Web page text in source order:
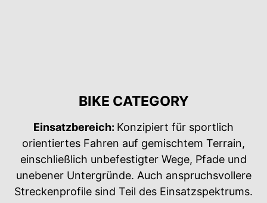
BIKE CATEGORY
Einsatzbereich: Konzipiert für sportlich
orientiertes Fahren auf gemischtem Terrain,
einschließlich unbefestigter Wege, Pfade und
unebener Untergründe. Auch anspruchsvollere
Streckenprofile sind Teil des Einsatzspektrums.